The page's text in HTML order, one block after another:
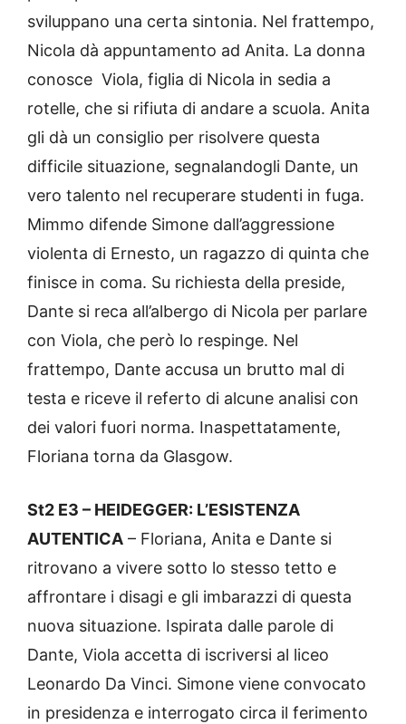
sviluppano una certa sintonia. Nel frattempo,
Nicola dà appuntamento ad Anita. La donna
conosce Viola, figlia di Nicola in sedia a
rotelle, che si rifiuta di andare a scuola. Anita
gli dà un consiglio per risolvere questa
difficile situazione, segnalandogli Dante, un
vero talento nel recuperare studenti in fuga.
Mimmo difende Simone dall’aggressione
violenta di Ernesto, un ragazzo di quinta che
finisce in coma. Su richiesta della preside,
Dante si reca all’albergo di Nicola per parlare
con Viola, che però lo respinge. Nel
frattempo, Dante accusa un brutto mal di
testa e riceve il referto di alcune analisi con
dei valori fuori norma. Inaspettatamente,
Floriana torna da Glasgow.
St2 E3 – HEIDEGGER: L’ESISTENZA
AUTENTICA – Floriana, Anita e Dante si
ritrovano a vivere sotto lo stesso tetto e
affrontare i disagi e gli imbarazzi di questa
nuova situazione. Ispirata dalle parole di
Dante, Viola accetta di iscriversi al liceo
Leonardo Da Vinci. Simone viene convocato
in presidenza e interrogato circa il ferimento